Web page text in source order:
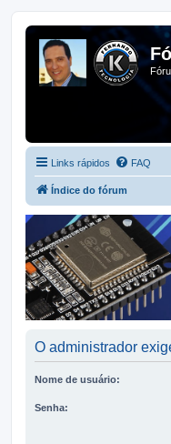
Links rápidos FAQ
Índice do fórum
O administrador
Nome de usuário:
Senha: